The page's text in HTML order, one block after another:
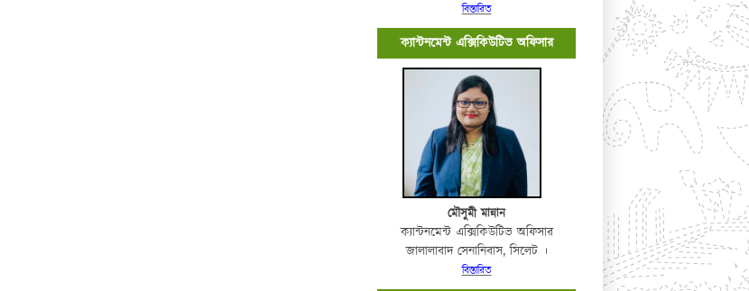
বিস্তারিত
ক্যান্টনমেন্ট এক্সিকিউটিভ অফিসার
মৌসুমী মান্নান
ক্যান্টনমেন্ট এক্সিকিউটিভ অফিসার
জালালাবাদ সেনানিবাস, সিলেট ।
বিস্তারিত